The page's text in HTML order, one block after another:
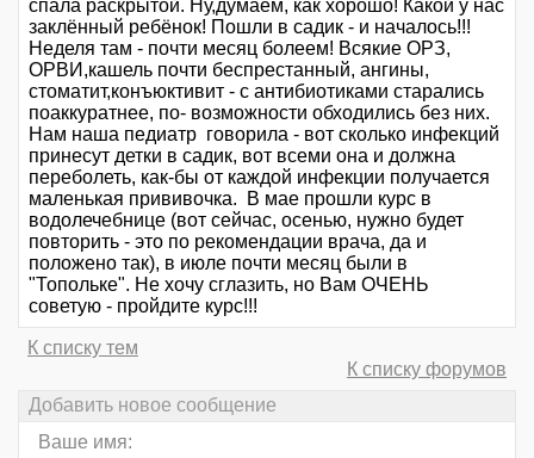
спала раскрытой. Ну,думаем, как хорошо! Какой у нас
заклённый ребёнок! Пошли в садик - и началось!!!
Неделя там - почти месяц болеем! Всякие ОРЗ,
ОРВИ,кашель почти беспрестанный, ангины,
стоматит,конъюктивит - с антибиотиками старались
поаккуратнее, по- возможности обходились без них.
Нам наша педиатр говорила - вот сколько инфекций
принесут детки в садик, вот всеми она и должна
переболеть, как-бы от каждой инфекции получается
маленькая прививочка. В мае прошли курс в
водолечебнице (вот сейчас, осенью, нужно будет
повторить - это по рекомендации врача, да и
положено так), в июле почти месяц были в
"Топольке". Не хочу сглазить, но Вам ОЧЕНЬ
советую - пройдите курс!!!
К списку тем
К списку форумов
Добавить новое сообщение
Ваше имя: